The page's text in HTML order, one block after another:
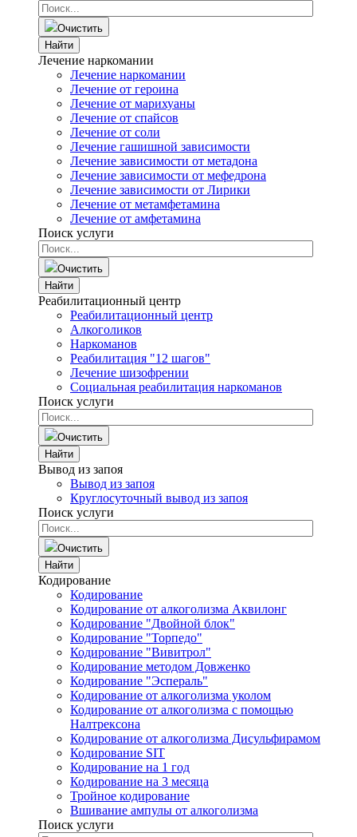
Очистить
Найти
Лечение наркомании
Лечение наркомании
Лечение от героина
Лечение от марихуаны
Лечение от спайсов
Лечение от соли
Лечение гашишной зависимости
Лечение зависимости от метадона
Лечение зависимости от мефедрона
Лечение зависимости от Лирики
Лечение от метамфетамина
Лечение от амфетамина
Поиск услуги
Очистить
Найти
Реабилитационный центр
Реабилитационный центр
Алкоголиков
Наркоманов
Реабилитация "12 шагов"
Лечение шизофрении
Социальная реабилитация наркоманов
Поиск услуги
Очистить
Найти
Вывод из запоя
Вывод из запоя
Круглосуточный вывод из запоя
Поиск услуги
Очистить
Найти
Кодирование
Кодирование
Кодирование от алкоголизма Аквилонг
Кодирование "Двойной блок"
Кодирование "Торпедо"
Кодирование "Вивитрол"
Кодирование методом Довженко
Кодирование "Эспераль"
Кодирование от алкоголизма уколом
Кодирование от алкоголизма с помощью
Налтрексона
Кодирование от алкоголизма Дисульфирамом
Кодирование SIT
Кодирование на 1 год
Кодирование на 3 месяца
Тройное кодирование
Вшивание ампулы от алкоголизма
Поиск услуги